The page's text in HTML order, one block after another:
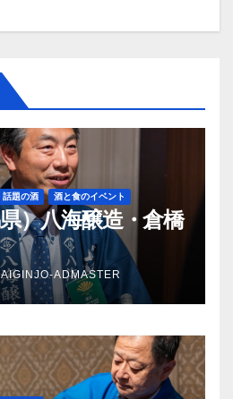
話題の酒 酒と食のイベント
）八海醸造・倉橋
ADMASTER